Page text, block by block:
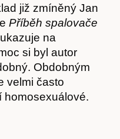
již zmíněný Jan
Příběh spalovače
na
si byl autor
Obdobným
velmi často
homosexuálové.